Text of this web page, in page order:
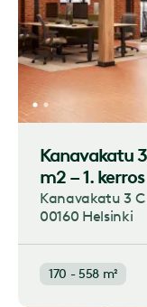
Kanavakatu
m2 – 1. kerros
Kanavakatu 3 C
00160 Helsinki
170 - 558 m²